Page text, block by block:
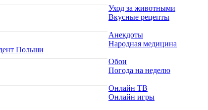
Польши
Уход за животными
Вкусные рецепты
Анекдоты
Народная медицина
Обои
Погода на неделю
Онлайн ТВ
Онлайн игры